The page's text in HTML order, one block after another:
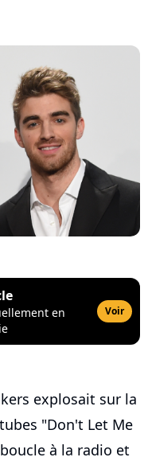
en
Voir
explosait sur la
"Don't Let Me
à la radio et